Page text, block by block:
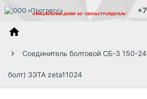
ОФИЦИАЛЬНЫЙ ДИЛЕР АО "СВЯЗЬСТРОЙДЕТАЛЬ"
home
Соединитель болтовой СБ-3 150-
болт) ЗЭТА zeta11024